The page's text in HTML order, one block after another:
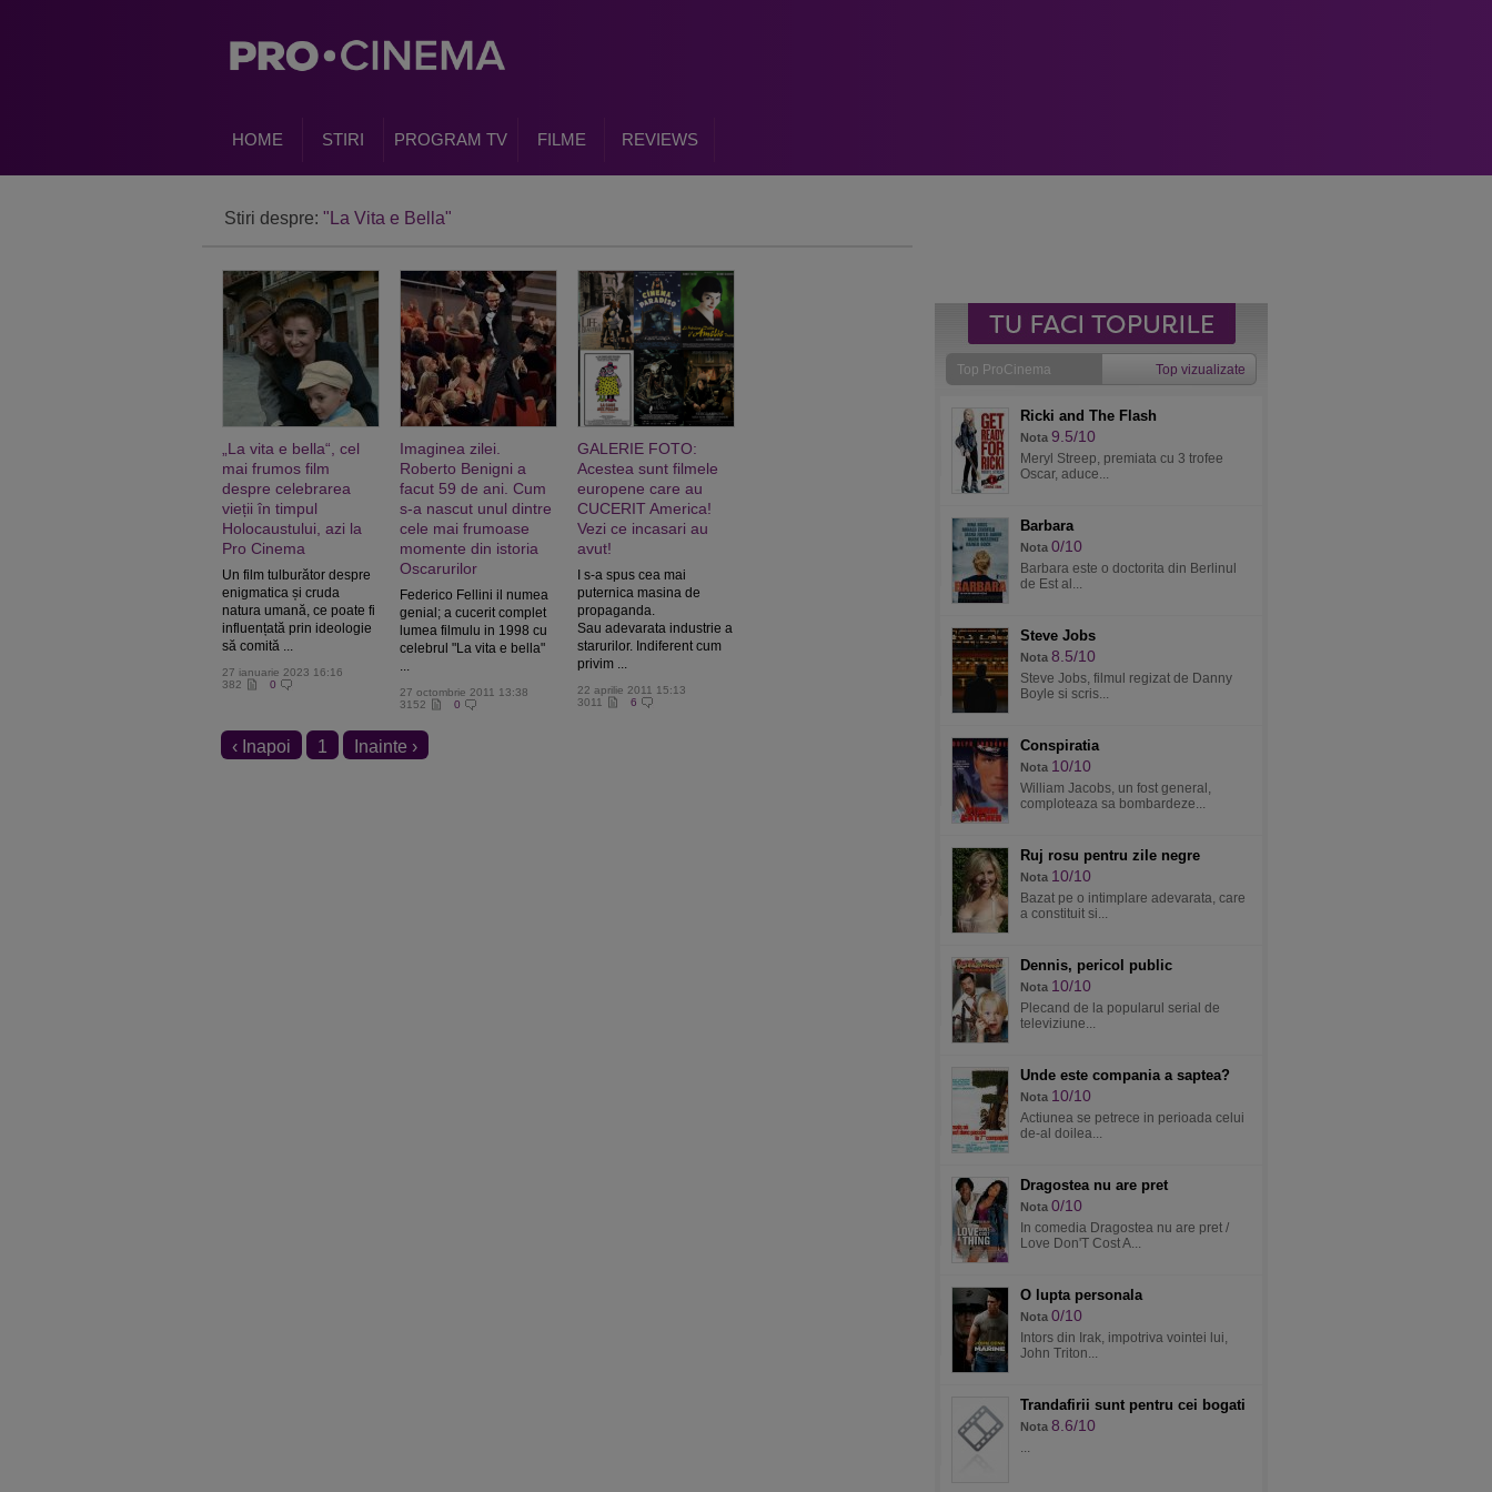
HOME STIRI PROGRAM TV FILME REVIEWS
Stiri despre: "La Vita e Bella"
„La vita e bella“, cel
mai frumos film
despre celebrarea
vieții în timpul
Holocaustului, azi la
Pro Cinema
Un film tulburător despre
enigmatica și cruda
natura umană, ce poate fi
influențată prin ideologie
să comită ...
27 ianuarie 2023 16:16
382
0
Imaginea zilei.
Roberto Benigni a
facut 59 de ani. Cum
s-a nascut unul dintre
cele mai frumoase
momente din istoria
Oscarurilor
Federico Fellini il numea
genial; a cucerit complet
lumea filmulu in 1998 cu
celebrul "La vita e bella"
...
27 octombrie 2011 13:38
3152
0
GALERIE FOTO:
Acestea sunt filmele
europene care au
CUCERIT America!
Vezi ce incasari au
avut!
I s-a spus cea mai
puternica masina de
propaganda.
Sau adevarata industrie a
starurilor. Indiferent cum
privim ...
22 aprilie 2011 15:13
3011
6
‹ Inapoi 1 Inainte ›
Top ProCinema Top vizualizate
Ricki and The Flash
Nota 9.5/10
Meryl Streep, premiata cu 3 trofee
Oscar, aduce...
Barbara
Nota 0/10
Barbara este o doctorita din Berlinul
de Est al...
Steve Jobs
Nota 8.5/10
Steve Jobs, filmul regizat de Danny
Boyle si scris...
Conspiratia
Nota 10/10
William Jacobs, un fost general,
comploteaza sa bombardeze...
Ruj rosu pentru zile negre
Nota 10/10
Bazat pe o intimplare adevarata, care
a constituit si...
Dennis, pericol public
Nota 10/10
Plecand de la popularul serial de
televiziune...
Unde este compania a saptea?
Nota 10/10
Actiunea se petrece in perioada celui
de-al doilea...
Dragostea nu are pret
Nota 0/10
In comedia Dragostea nu are pret /
Love Don'T Cost A...
O lupta personala
Nota 0/10
Intors din Irak, impotriva vointei lui,
John Triton...
Trandafirii sunt pentru cei bogati
Nota 8.6/10
...